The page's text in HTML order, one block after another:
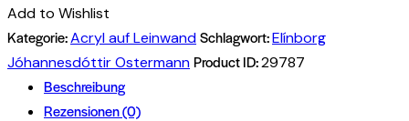
Add to Wishlist
Kategorie:Acryl auf LeinwandSchlagwort:Elínborg
Jóhannesdóttir OstermannProduct ID:29787
Beschreibung
Rezensionen (0)